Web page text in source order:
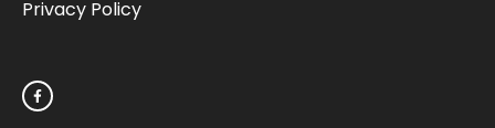
Privacy Policy